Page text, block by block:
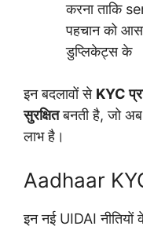
करना ताकि
पहचान को
डुप्लिकेट्स के
इन बदलावों से KYC
सुरक्षितबनती है, जो अब
लाभ है।
Aadhaar
इन नई UIDAI